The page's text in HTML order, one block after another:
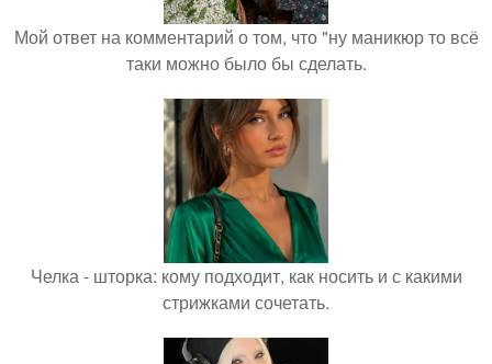
Мой ответ на комментарий о том, что "ну маникюр то всё
таки можно было бы сделать.
Челка - шторка: кому подходит, как носить и с какими
стрижками сочетать.